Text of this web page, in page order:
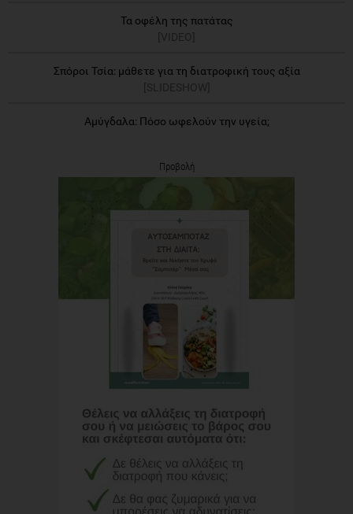
Τα οφέλη της πατάτας
[VIDEO]
Σπόροι Τσία: μάθετε για τη διατροφική τους αξία
[SLIDESHOW]
Αμύγδαλα: Πόσο ωφελούν την υγεία;
Προβολή